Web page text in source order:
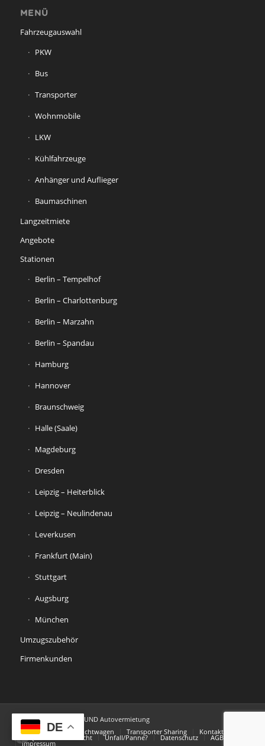
MENÜ
Fahrzeugauswahl
PKW
Bus
Transporter
Wohnmobile
LKW
Kühlfahrzeuge
Anhänger und Auflieger
Baumaschinen
Langzeitmiete
Angebote
Stationen
Berlin – Tempelhof
Berlin – Charlottenburg
Berlin – Marzahn
Berlin – Spandau
Hamburg
Hannover
Braunschweig
Halle (Saale)
Magdeburg
Dresden
Leipzig – Heiterblick
Leipzig – Neulindenau
Leverkusen
Frankfurt (Main)
Stuttgart
Augsburg
München
Umzugszubehör
Firmenkunden
© Copyright - ALLROUND Autovermietung
Startseite
Gebrauchtwagen Transporter Sharing Kontakt
FAQ Widerrufsrecht Unfall/Panne? Datenschutz AGB
Impressum
DE